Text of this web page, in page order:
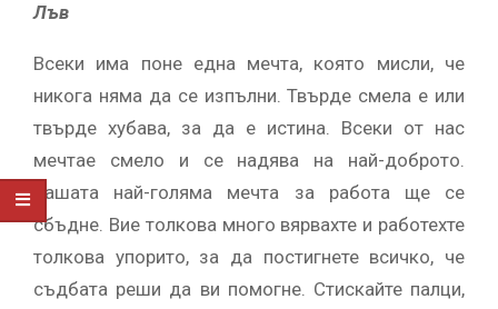
Лъв
Всеки има поне една мечта, която мисли, че
никога няма да се изпълни. Твърде смела е или
твърде хубава, за да е истина. Всеки от нас
мечтае смело и се надява на най-доброто.
Вашата най-голяма мечта за работа ще се
сбъдне. Вие толкова много вярвахте и работехте
толкова упорито, за да постигнете всичко, че
съдбата реши да ви помогне. Стискайте палци,